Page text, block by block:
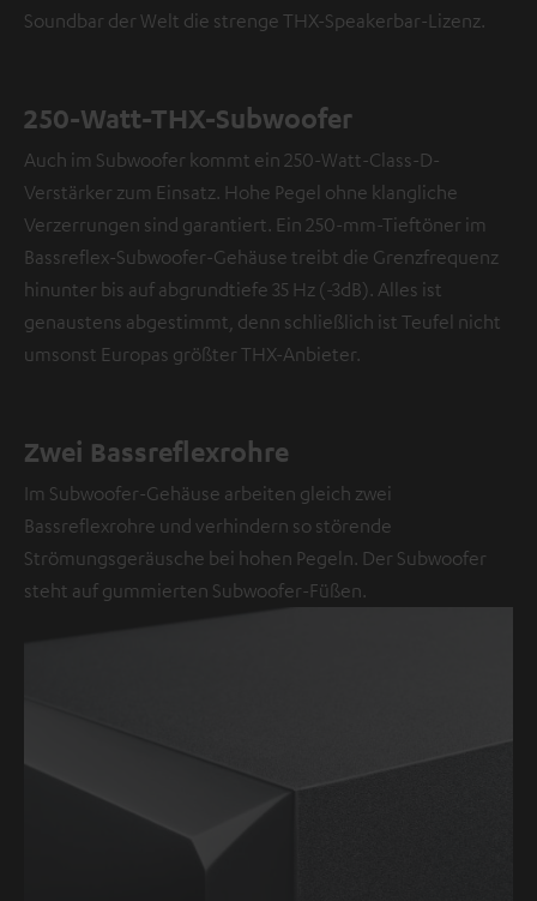
Soundbar der Welt die strenge THX-Speakerbar-Lizenz.
250-Watt-THX-Subwoofer
Auch im Subwoofer kommt ein 250-Watt-Class-D-
Verstärker zum Einsatz. Hohe Pegel ohne klangliche
Verzerrungen sind garantiert. Ein 250-mm-Tieftöner im
Bassreflex-Subwoofer-Gehäuse treibt die Grenzfrequenz
hinunter bis auf abgrundtiefe 35 Hz (-3dB). Alles ist
genaustens abgestimmt, denn schließlich ist Teufel nicht
umsonst Europas größter THX-Anbieter.
Zwei Bassreflexrohre
Im Subwoofer-Gehäuse arbeiten gleich zwei
Bassreflexrohre und verhindern so störende
Strömungsgeräusche bei hohen Pegeln. Der Subwoofer
steht auf gummierten Subwoofer-Füßen.